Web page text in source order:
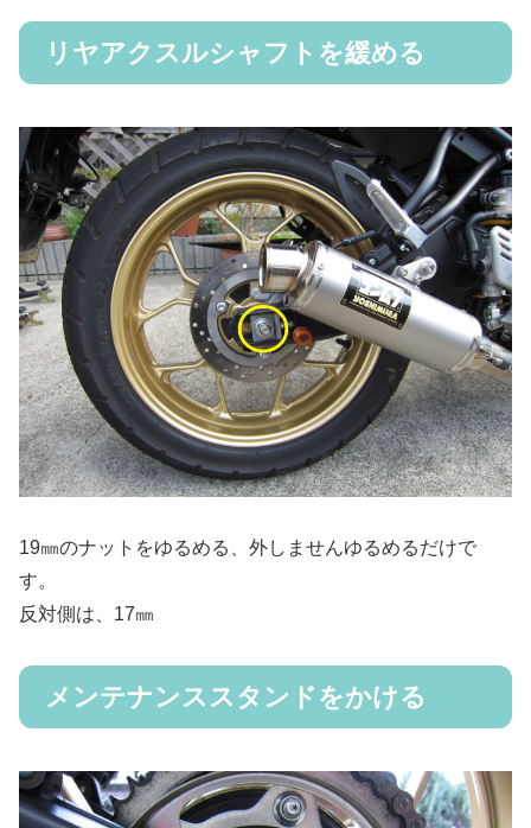
リヤアクスルシャフトを緩める
19㎜のナットをゆるめる、外しませんゆるめるだけで
す。
反対側は、17㎜
メンテナンススタンドをかける